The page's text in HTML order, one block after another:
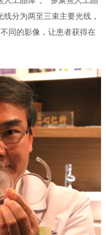
分为两至三束主要光线，
同的影像，让患者获得在